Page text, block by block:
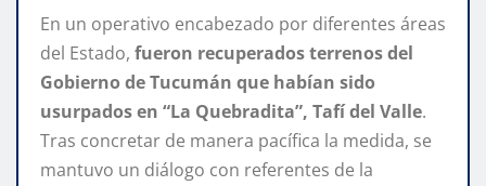
En un operativo encabezado por diferentes áreas
del Estado, fueron recuperados terrenos del
Gobierno de Tucumán que habían sido
usurpados en “La Quebradita”, Tafí del Valle.
Tras concretar de manera pacífica la medida, se
mantuvo un diálogo con referentes de la